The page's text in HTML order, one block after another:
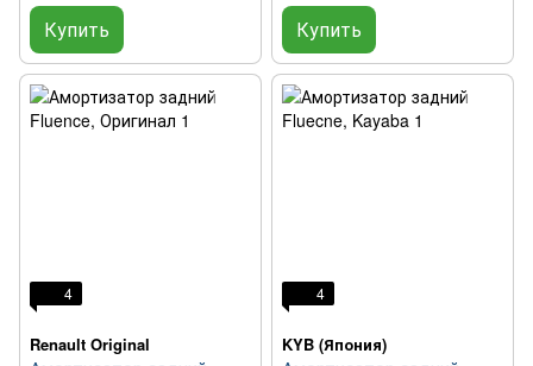
Купить Купить
4
Renault Original
4
KYB (Япония)